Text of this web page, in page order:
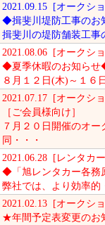
2021.09.15 [オークシ
◆揖斐川堤防工事の
揖斐川の堤防舗装工事
2021.08.06 [オークシ
◆夏季休暇のお知ら
８月１２日(木)～１６
2021.07.17 [オークシ
［ご会員様向け］
７月２０日開催のオ
同・・・
2021.06.28 [レンタカ
◆「旭レンタカー各務
弊社では、より効率的
2021.02.13 [オークシ
★年間予定表変更のお